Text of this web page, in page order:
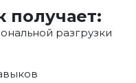
получает:
разгрузки